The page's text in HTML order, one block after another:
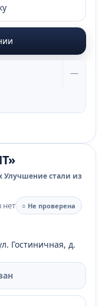
—
стали из
нет
○ Не проверена
Гостиничная, д.